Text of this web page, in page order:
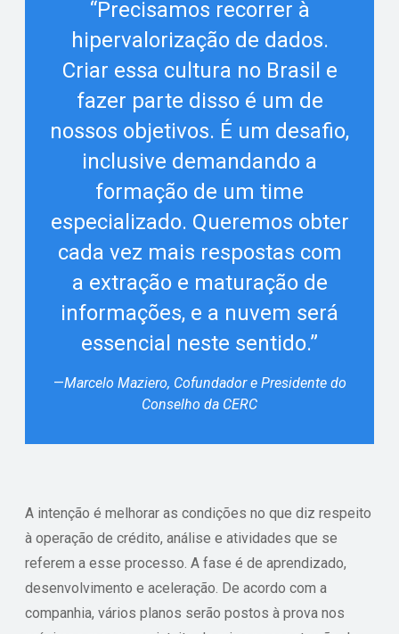
“Precisamos recorrer à
hipervalorização de dados.
Criar essa cultura no Brasil e
fazer parte disso é um de
nossos objetivos. É um desafio,
inclusive demandando a
formação de um time
especializado. Queremos obter
cada vez mais respostas com
a extração e maturação de
informações, e a nuvem será
essencial neste sentido.”
—Marcelo Maziero, Cofundador e Presidente do
Conselho da CERC
A intenção é melhorar as condições no que diz respeito
à operação de crédito, análise e atividades que se
referem a esse processo. A fase é de aprendizado,
desenvolvimento e aceleração. De acordo com a
companhia, vários planos serão postos à prova nos